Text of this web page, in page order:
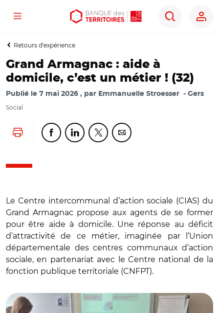
Aller
contenu
Aller
menu
Ouvrir
outils
Menu
Rechercher
Retours d'expérience
Grand Armagnac : aide à
domicile, c’est un métier ! (32)
Publié le 7 mai 2026 par Emmanuelle Stroesser Gers
Social
Lancer l'impressionPartager cette page sur Facebook
Partager cette page sur Linkedin
Partager cette page sur Twitter
Partager cette page sur
Le Centre intercommunal d’action sociale (CIAS) du
Grand Armagnac propose aux agents de se former
pour être aide à domicile. Une réponse au déficit
d’attractivité de ce métier, imaginée par l’Union
départementale des centres communaux d’action
sociale, en partenariat avec le Centre national de la
fonction publique territoriale (CNFPT).